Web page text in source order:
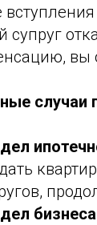
супруг
вы
случаи